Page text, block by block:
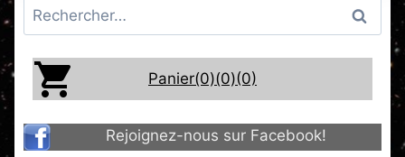
Rechercher :
Panier(0)(0)(0)
Rejoignez-nous sur Facebook!